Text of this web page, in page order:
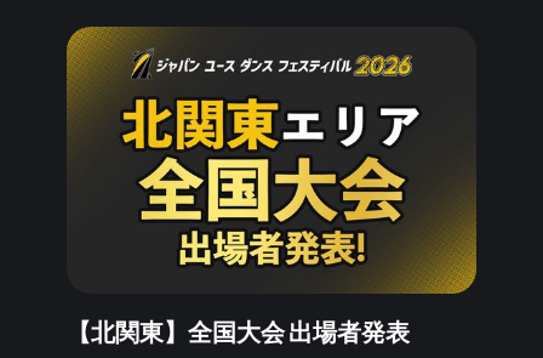
【北関東】全国大会 出場者発表